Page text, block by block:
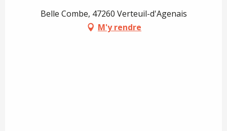
Belle Combe, 47260 Verteuil-d'Agenais
M'y rendre